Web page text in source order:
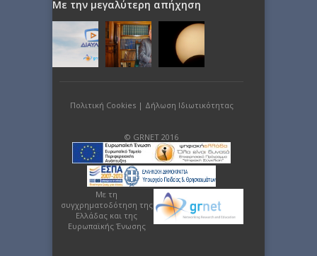
Με την μεγαλύτερη απήχηση
Πολιτική Cookies| Δήλωση Ιδιωτικότητας
© GRNET 2016
Με τη
συγχρηματοδότηση της
Ελλάδας και της
Ευρωπαϊκής Ένωσης